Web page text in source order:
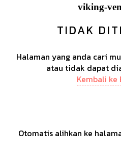
viking-
TIDAK
Halaman yang anda cari
atau tidak dapat
Kembali ke
Otomatis alihkan ke